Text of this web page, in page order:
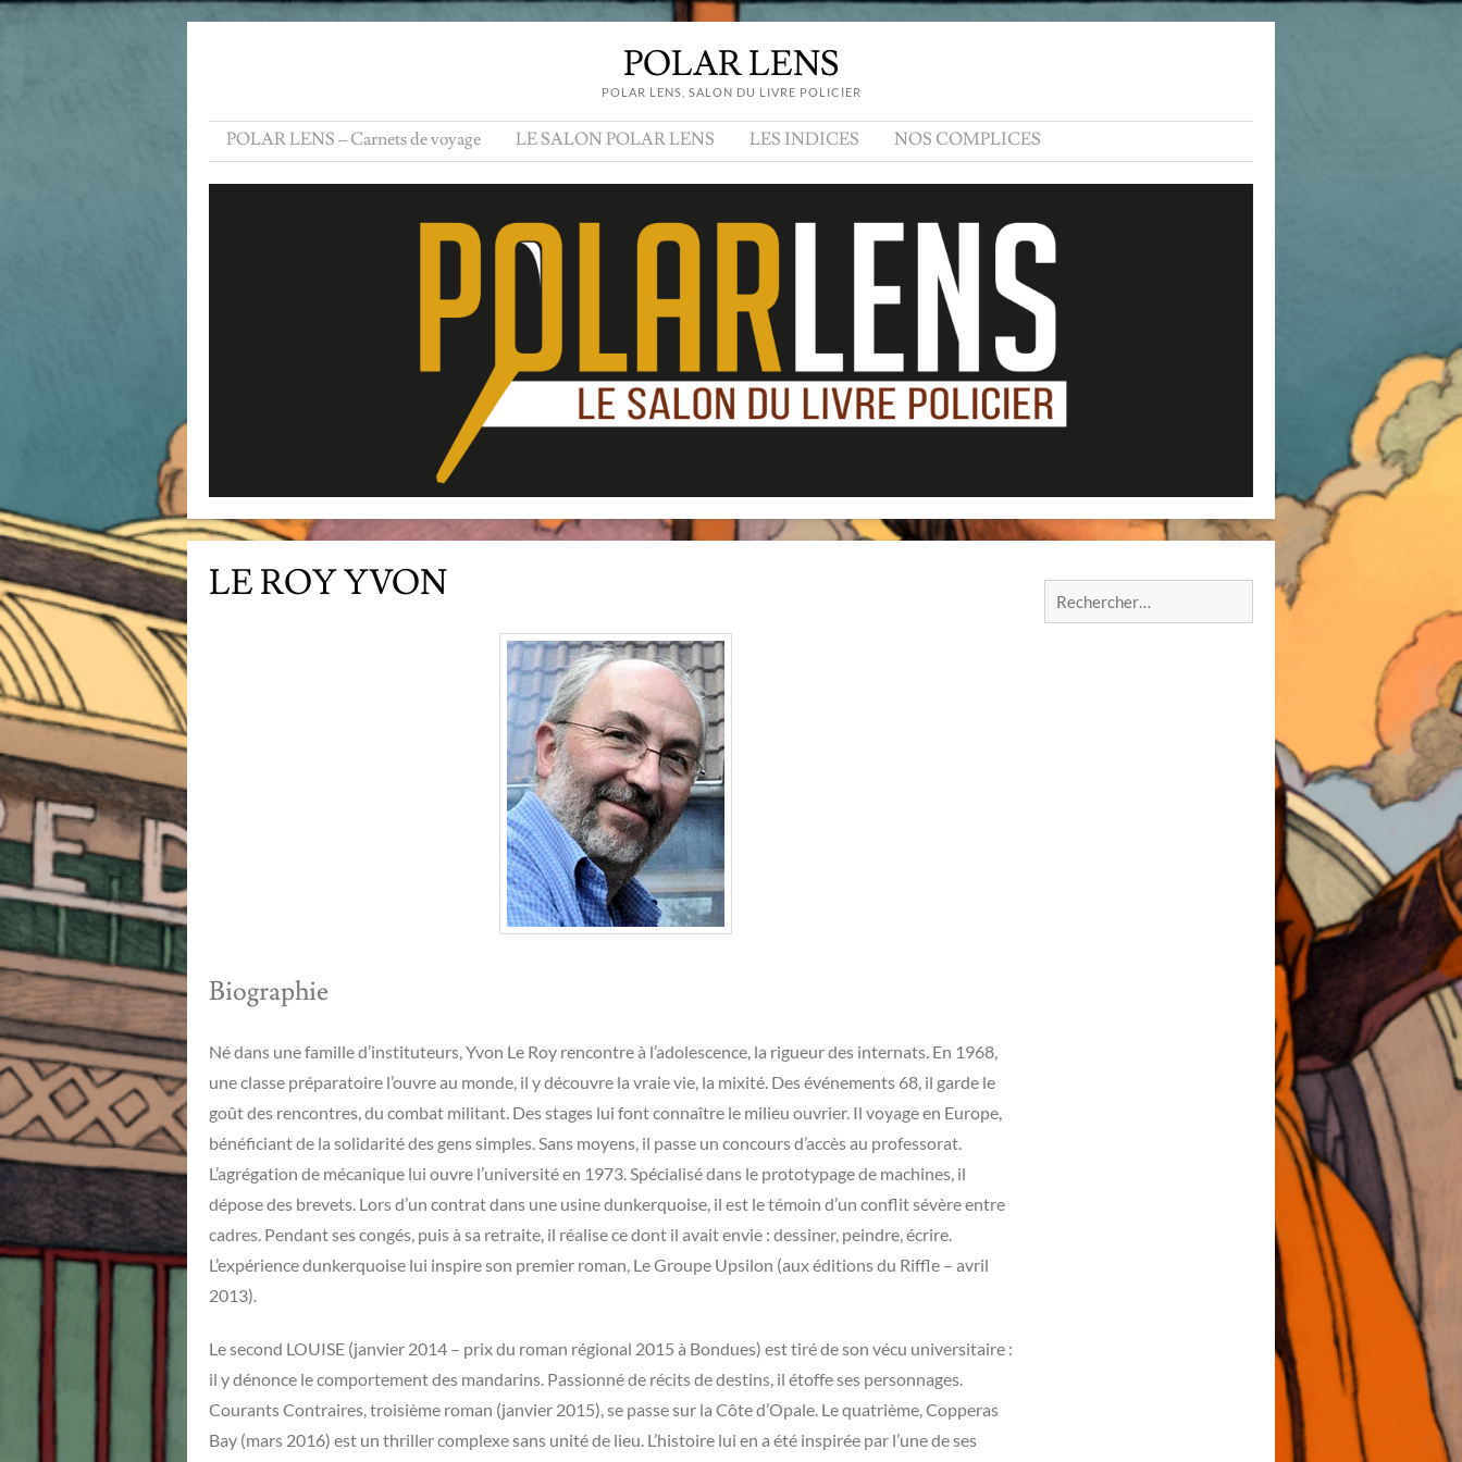
POLAR LENS
POLAR LENS, SALON DU LIVRE POLICIER
POLAR LENS – Carnets de voyage LE SALON POLAR LENS LES INDICES NOS COMPLICES
LE ROY YVON
Biographie
Né dans une famille d’instituteurs, Yvon Le Roy rencontre à l’adolescence, la rigueur des internats. En 1968,
une classe préparatoire l’ouvre au monde, il y découvre la vraie vie, la mixité. Des événements 68, il garde le
goût des rencontres, du combat militant. Des stages lui font connaître le milieu ouvrier. Il voyage en Europe,
bénéficiant de la solidarité des gens simples. Sans moyens, il passe un concours d’accès au professorat.
L’agrégation de mécanique lui ouvre l’université en 1973. Spécialisé dans le prototypage de machines, il
dépose des brevets. Lors d’un contrat dans une usine dunkerquoise, il est le témoin d’un conflit sévère entre
cadres. Pendant ses congés, puis à sa retraite, il réalise ce dont il avait envie : dessiner, peindre, écrire.
L’expérience dunkerquoise lui inspire son premier roman, Le Groupe Upsilon (aux éditions du Riffle – avril
2013).
Le second LOUISE (janvier 2014 – prix du roman régional 2015 à Bondues) est tiré de son vécu universitaire :
il y dénonce le comportement des mandarins. Passionné de récits de destins, il étoffe ses personnages.
Courants Contraires, troisième roman (janvier 2015), se passe sur la Côte d’Opale. Le quatrième, Copperas
Bay (mars 2016) est un thriller complexe sans unité de lieu. L’histoire lui en a été inspirée par l’une de ses